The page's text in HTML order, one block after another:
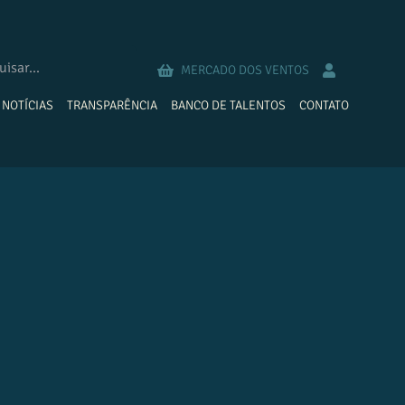
MERCADO DOS VENTOS
NOTÍCIAS TRANSPARÊNCIA BANCO DE TALENTOS CONTATO